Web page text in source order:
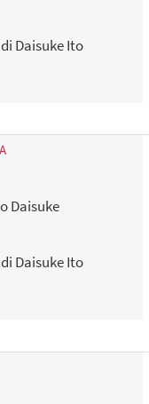
Daisuke Ito
Daisuke
Daisuke Ito